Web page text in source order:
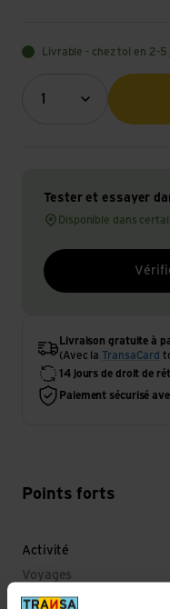
Livrable - chez toi en 2-
1
Quantité (optionnel)
Tester et essayer
Disponible dans
Livraison gratuite à
(Avec la
TransaCard
14 jours de droit de
Paiement sécurisé
Points forts
Activité
Voyages